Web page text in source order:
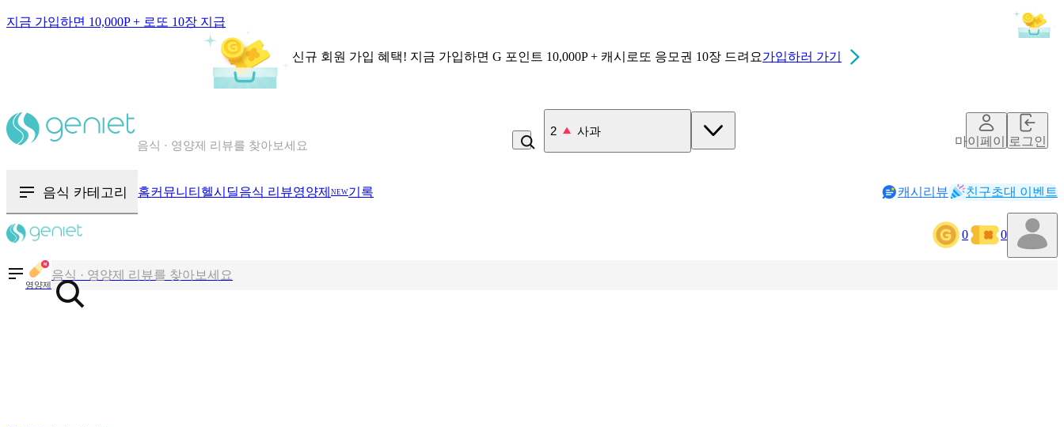
지금 가입하면 10,000P + 로또 10장 지급
신규 회원 가입 혜택! 지금 가입하면 G 포인트 10,000P + 캐시로또 응모권 10장 드려요가입하러 가기
칼로리와 영양성분을 검색해보세요
음식 · 영양제 리뷰를 찾아보세요
3 잡곡밥
마이페이지로그인
음식 카테고리 홈커뮤니티 헬시딜음식 리뷰영양제 NEW기록 캐시리뷰 친구초대 이벤트
0 0
영양제
칼로리와 영양성분을 검색해보세요
음식 · 영양제 리뷰를 찾아보세요